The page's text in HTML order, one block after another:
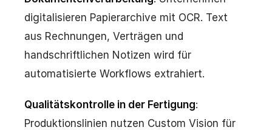
digitalisieren Papierarchive mit OCR. Text
aus Rechnungen, Verträgen und
handschriftlichen Notizen wird für
automatisierte Workflows extrahiert.
Qualitätskontrolle in der Fertigung:
Produktionslinien nutzen Custom Vision für